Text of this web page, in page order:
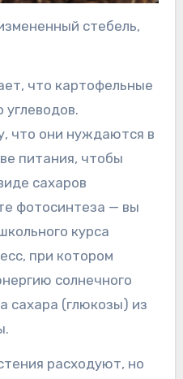
стебель,
что картофельные
что они нуждаются в
питания, чтобы
сахаров
фотосинтеза — вы
курса
при котором
солнечного
сахара (глюкозы) из
расходуют, но